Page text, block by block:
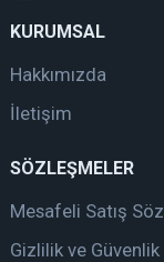
KURUMSAL
Hakkımızda
İletişim
SÖZLEŞMELER
Mesafeli Satış
Gizlilik ve Güvenlik